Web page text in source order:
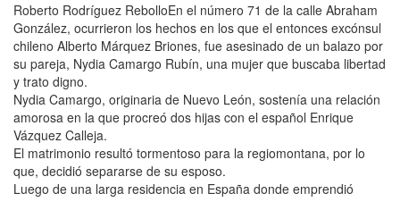
Roberto Rodríguez RebolloEn el número 71 de la calle Abraham
González, ocurrieron los hechos en los que el entonces excónsul
chileno Alberto Márquez Briones, fue asesinado de un balazo por
su pareja, Nydia Camargo Rubín, una mujer que buscaba libertad
y trato digno.
Nydia Camargo, originaria de Nuevo León, sostenía una relación
amorosa en la que procreó dos hijas con el español Enrique
Vázquez Calleja.
El matrimonio resultó tormentoso para la regiomontana, por lo
que, decidió separarse de su esposo.
Luego de una larga residencia en España donde emprendió